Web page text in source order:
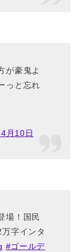
が豪鬼よ
っと忘れ
月10日
場！国民
字インタ
#ゴールデ